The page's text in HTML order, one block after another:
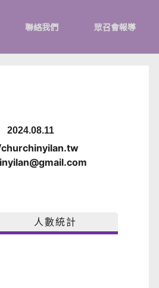
聯絡我們 眾召會報導
2024.08.11
人數統計